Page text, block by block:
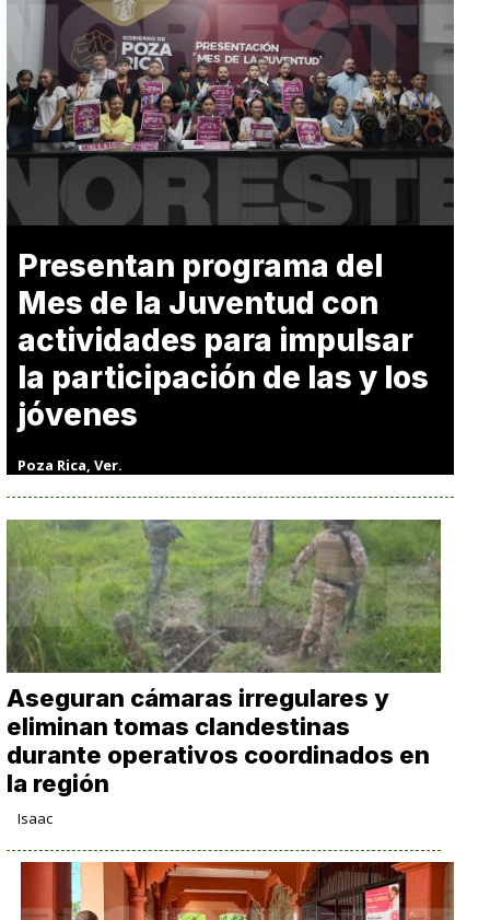
Presentan programa del
Mes de la Juventud con
actividades para impulsar
la participación de las y los
jóvenes
Poza Rica, Ver.
Aseguran cámaras irregulares y
eliminan tomas clandestinas
durante operativos coordinados en
la región
Isaac